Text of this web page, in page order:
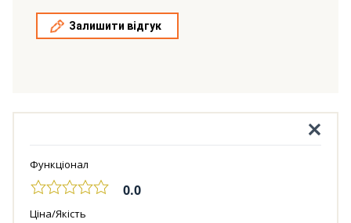
Залишити відгук
Функціонал
0.0
Ціна/Якість